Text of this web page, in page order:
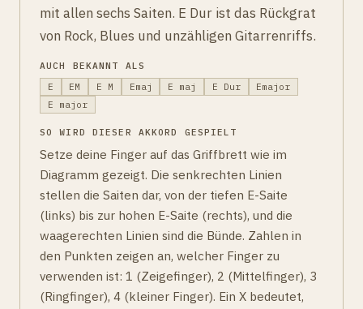
mit allen sechs Saiten. E Dur ist das Rückgrat
von Rock, Blues und unzähligen Gitarrenriffs.
AUCH BEKANNT ALS
E
EM E M Emaj E maj E Dur
Emajor
E major
SO WIRD DIESER AKKORD GESPIELT
Setze deine Finger auf das Griffbrett wie im
Diagramm gezeigt. Die senkrechten Linien
stellen die Saiten dar, von der tiefen E-Saite
(links) bis zur hohen E-Saite (rechts), und die
waagerechten Linien sind die Bünde. Zahlen in
den Punkten zeigen an, welcher Finger zu
verwenden ist: 1 (Zeigefinger), 2 (Mittelfinger), 3
(Ringfinger), 4 (kleiner Finger). Ein X bedeutet,